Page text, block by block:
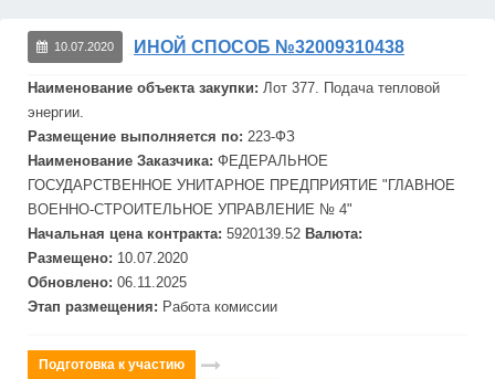
10.07.2020 ИНОЙ СПОСОБ №32009310438
Наименование объекта закупки: Лот 377. Подача тепловой
энергии.
Размещение выполняется по: 223-ФЗ
Наименование Заказчика: ФЕДЕРАЛЬНОЕ
ГОСУДАРСТВЕННОЕ УНИТАРНОЕ ПРЕДПРИЯТИЕ "ГЛАВНОЕ
ВОЕННО-СТРОИТЕЛЬНОЕ УПРАВЛЕНИЕ № 4"
Начальная цена контракта: 5920139.52 Валюта:
Размещено: 10.07.2020
Обновлено: 06.11.2025
Этап размещения: Работа комиссии
Подготовка к участию